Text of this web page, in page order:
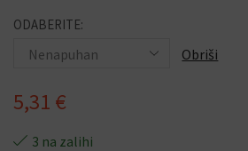
ODABERITE:
Obriši
5,31 €
3 na zalihi